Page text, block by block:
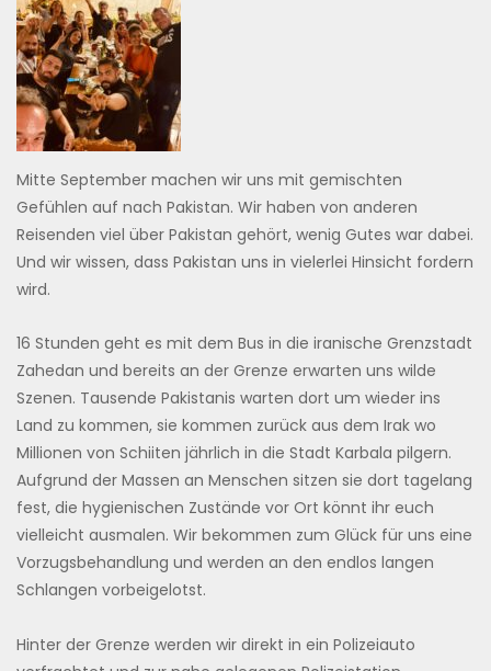
Mitte September machen wir uns mit gemischten
Gefühlen auf nach Pakistan. Wir haben von anderen
Reisenden viel über Pakistan gehört, wenig Gutes war dabei.
Und wir wissen, dass Pakistan uns in vielerlei Hinsicht fordern
wird.
16 Stunden geht es mit dem Bus in die iranische Grenzstadt
Zahedan und bereits an der Grenze erwarten uns wilde
Szenen. Tausende Pakistanis warten dort um wieder ins
Land zu kommen, sie kommen zurück aus dem Irak wo
Millionen von Schiiten jährlich in die Stadt Karbala pilgern.
Aufgrund der Massen an Menschen sitzen sie dort tagelang
fest, die hygienischen Zustände vor Ort könnt ihr euch
vielleicht ausmalen. Wir bekommen zum Glück für uns eine
Vorzugsbehandlung und werden an den endlos langen
Schlangen vorbeigelotst.
Hinter der Grenze werden wir direkt in ein Polizeiauto